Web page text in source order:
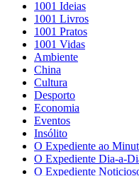
1001 Ideias
1001 Livros
1001 Pratos
1001 Vidas
Ambiente
China
Cultura
Desporto
Economia
Eventos
Insólito
O Expediente ao
O Expediente Dia-a-
O Expediente